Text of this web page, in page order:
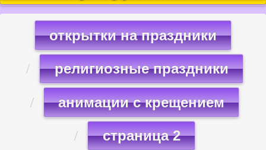
открытки на праздники
религиозные праздники
анимации с крещением
страница 2